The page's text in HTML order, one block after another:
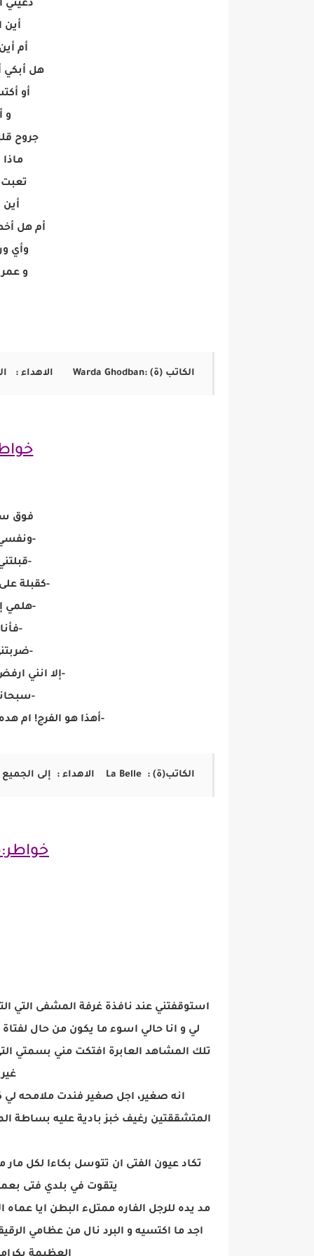
دعيني
أين
أم
هل أبكي
أو
و
جروح
أم هل
وأي
و
الكاتب (ة) :Warda Ghodban‏ الاهداء : الى الجميع ❤
فوق
-ونفسي
-
-كقبلة
-هلمي
-
-
-إلا انني
-
-أهذا هو الفرج! ام
الكاتب(ة) : La Belle الاهداء : إلى الجميع ❤️
خواطر:
استوقفتني عند نافذة غرفة المشفى التي
لي و انا حالي اسوء ما يكون من حال
تلك المشاهد العابرة افتكت مني بسمتي
انه صغير، اجل صغير فندت ملامحه
المتشققتين رغيف خبز بادية عليه بساطة
تكاد عيون الفتى ان تتوسل بكاءا لكل مار
يتقوت في بلدي فتى
مد يده للرجل الفاره ممتلء البطن ايا
اجد ما اكتسيه و البرد نال من عظامي